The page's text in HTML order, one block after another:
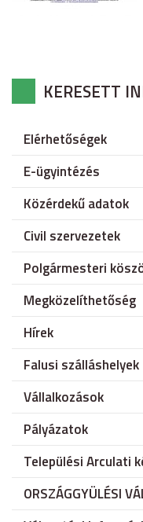
KERESETT
Elérhetőségek
E-ügyintézés
Közérdekű adatok
Civil szervezetek
Polgármesteri
Megközelíthetőség
Hírek
Falusi szálláshelyek
Vállalkozások
Pályázatok
Települési Arculati
ORSZÁGGYÜLÉSI